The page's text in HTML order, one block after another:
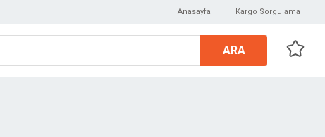
Anasayfa Kargo Sorgulama
ARA